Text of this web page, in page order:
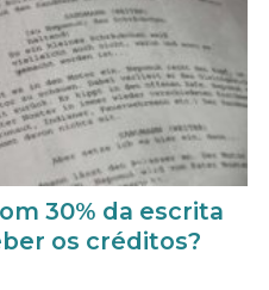
30% da escrita
os créditos?